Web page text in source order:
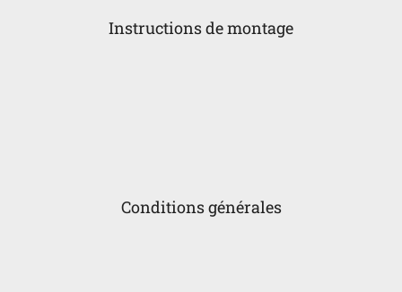
Instructions de montage
Conditions générales